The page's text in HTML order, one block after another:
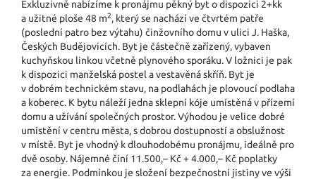
Exkluzivně nabízíme k pronájmu pěkný byt o dispozici 2+kk
a užitné ploše 48 m2, který se nachází ve čtvrtém patře
(poslední patro bez výtahu) činžovního domu v ulici J. Haška,
Českých Budějovicích. Byt je částečně zařízený, vybaven
kuchyňskou linkou včetně plynového sporáku. V ložnici je pak
k dispozici manželská postel a vestavěná skříň. Byt je
v dobrém technickém stavu, na podlahách je plovoucí podlaha
a koberec. K bytu náleží jedna sklepní kóje umístěná v přízemí
domu a užívání společných prostor. Výhodou je velice dobré
umístění v centru města, s dobrou dostupností a obslužnost
v místě. Byt je vhodný k dlouhodobému pronájmu, ideálně pro
dvě osoby. Nájemné činí 11.500,– Kč + 4.000,– Kč poplatky
za energie. Podmínkou je složení bezpečnostní jistiny ve výši